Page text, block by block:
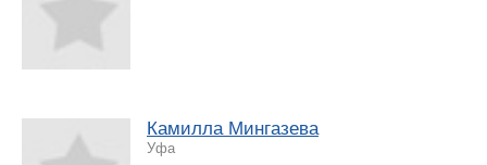
Камилла Мингазева
Уфа